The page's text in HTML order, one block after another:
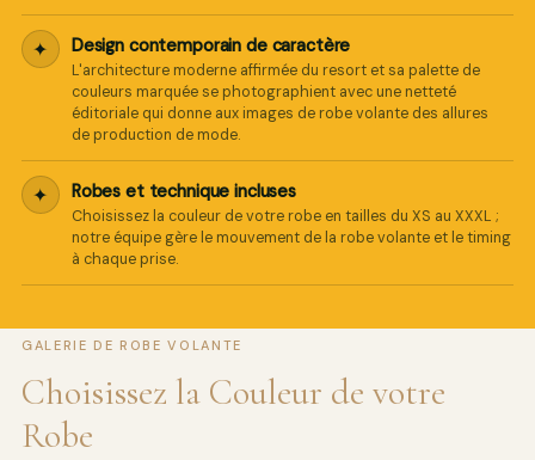
✦ Design contemporain de caractère
L'architecture moderne affirmée du resort et sa palette de
couleurs marquée se photographient avec une netteté
éditoriale qui donne aux images de robe volante des allures
de production de mode.
✦ Robes et technique incluses
Choisissez la couleur de votre robe en tailles du XS au XXXL ;
notre équipe gère le mouvement de la robe volante et le timing
à chaque prise.
GALERIE DE ROBE VOLANTE
Choisissez la Couleur de votre
RobePro Art Photographers